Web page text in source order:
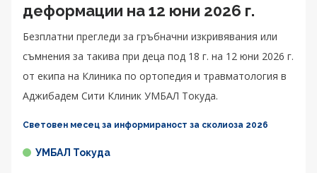
деформации на 12 юни 2026 г.
Безплатни прегледи за гръбначни изкривявания или
съмнения за такива при деца под 18 г. на 12 юни 2026 г.
от екипа на Клиника по ортопедия и травматология в
Аджибадем Сити Клиник УМБАЛ Токуда.
Световен месец за информираност за сколиоза 2026
УМБАЛ Токуда